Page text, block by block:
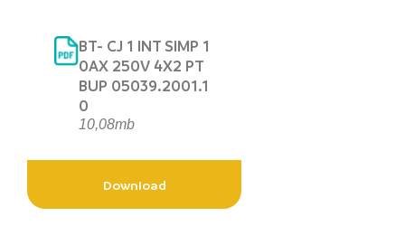
BT- CJ 1 INT SIMP 1
0AX 250V 4X2 PT
BUP 05039.2001.1
0
10,08mb
Download